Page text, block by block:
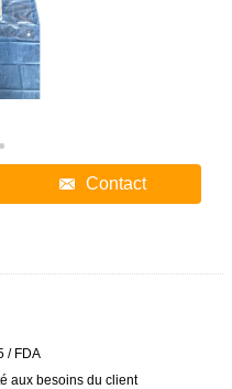
Contact
/ FDA
aux besoins du client